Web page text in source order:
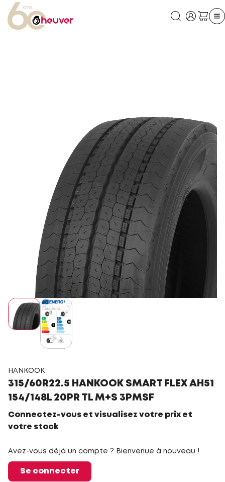
HANKOOK
315/60R22.5 HANKOOK SMART FLEX AH51
154/148L 20PR TL M+S 3PMSF
Connectez-vous et visualisez votre prix et
votre stock
Avez-vous déjà un compte ? Bienvenue à nouveau !
Se connecter